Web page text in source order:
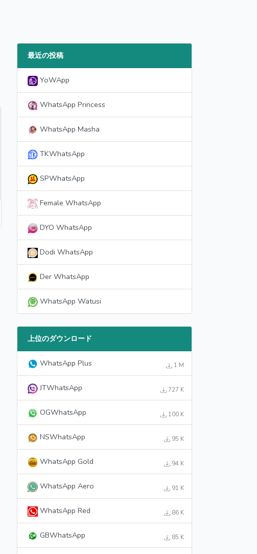
最近の投稿
YoWApp
WhatsApp Princess
WhatsApp Masha
TKWhatsApp
SPWhatsApp
Female WhatsApp
DYO WhatsApp
Dodi WhatsApp
Der WhatsApp
WhatsApp Watusi
上位のダウンロード
WhatsApp Plus 1 M
JTWhatsApp 727 K
OGWhatsApp 100 K
NSWhatsApp 95 K
WhatsApp Gold 94 K
WhatsApp Aero 91 K
WhatsApp Red 86 K
GBWhatsApp 85 K